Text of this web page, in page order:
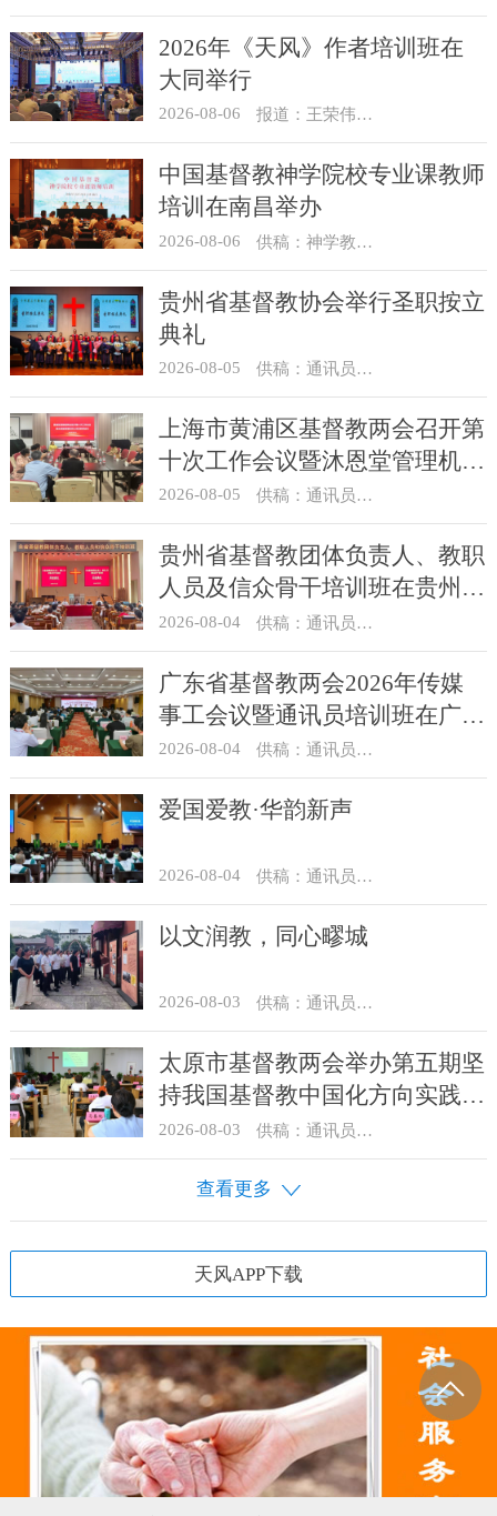
2026年《天风》作者培训班在
大同举行
2026-08-06 报道：王荣伟 摄影：冯谦
中国基督教神学院校专业课教师
培训在南昌举办
2026-08-06 供稿：神学教育部
贵州省基督教协会举行圣职按立
典礼
2026-08-05 供稿：通讯员 杨菁
上海市黄浦区基督教两会召开第
十次工作会议暨沐恩堂管理机构
七月份联席会议
2026-08-05 供稿：通讯员 景健美
贵州省基督教团体负责人、教职
人员及信众骨干培训班在贵州圣
经学校举办
2026-08-04 供稿：通讯员 杨菁
广东省基督教两会2026年传媒
事工会议暨通讯员培训班在广州
举办
2026-08-04 供稿：通讯员 汪浩
爱国爱教·华韵新声
2026-08-04 供稿：通讯员 景健美
以文润教，同心疁城
2026-08-03 供稿：通讯员 景健美
太原市基督教两会举办第五期坚
持我国基督教中国化方向实践能
力专题培训
2026-08-03 供稿：通讯员 王建春 摄影：史爱梅
查看更多
天风APP下载